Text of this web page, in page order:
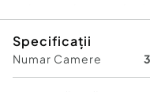
ales finisaje și dotări
programând o
exterior aferent
Specificații
Numar Camere 3